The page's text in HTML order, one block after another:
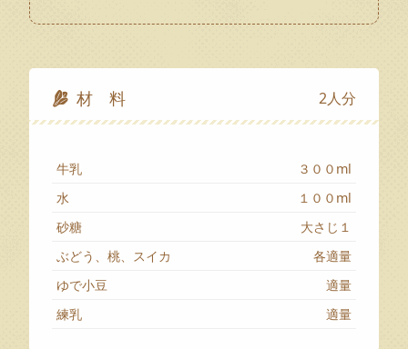
材 料 2人分
牛乳
３００ml
水
１００ml
砂糖
大さじ１
ぶどう、桃、スイカ
各適量
ゆで小豆
適量
練乳
適量